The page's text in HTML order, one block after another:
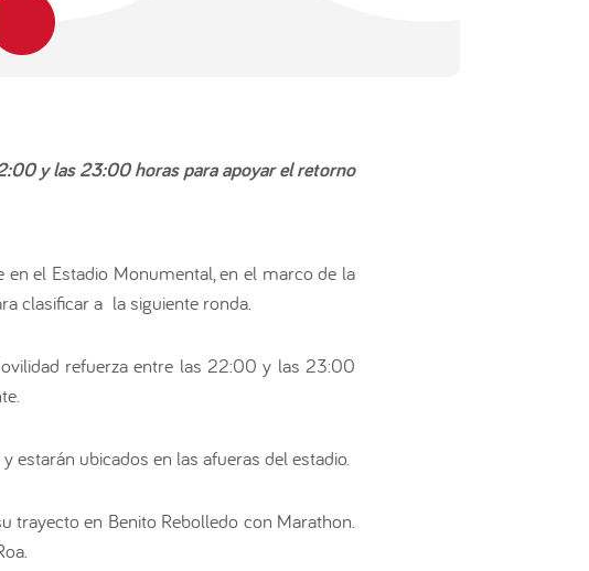
y las 23:00 horas para apoyar el retorno
el Estadio Monumental, en el marco de la
clasificar a la siguiente ronda.
refuerza entre las 22:00 y las 23:00
estarán ubicados en las afueras del estadio.
trayecto en Benito Rebolledo con Marathon.